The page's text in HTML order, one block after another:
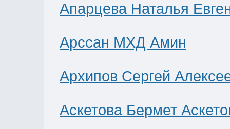
Апарцева Наталья
Арссан МХД Амин
Архипов Сергей
Аскетова Бермет